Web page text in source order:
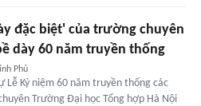
đặc biệt' của trường chuyên
dày 60 năm truyền thống
Phủ
Lễ Kỷ niệm 60 năm truyền thống các
Trường Đại học Tổng hợp Hà Nội